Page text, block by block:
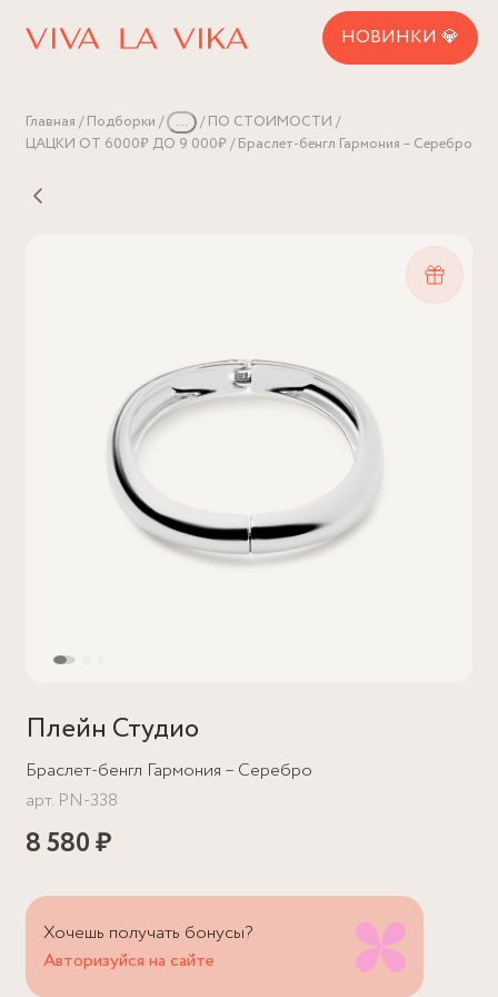
НОВИНКИ 💎
Главная Подборки ...
ПО СТОИМОСТИ
ЦАЦКИ ОТ 6000₽ ДО 9 000₽ Браслет-бенгл Гармония – Серебро
Плейн Студио
Браслет-бенгл Гармония – Серебро
арт. PN-338
8 580 ₽
Хочешь получать бонусы?
Авторизуйся на сайте